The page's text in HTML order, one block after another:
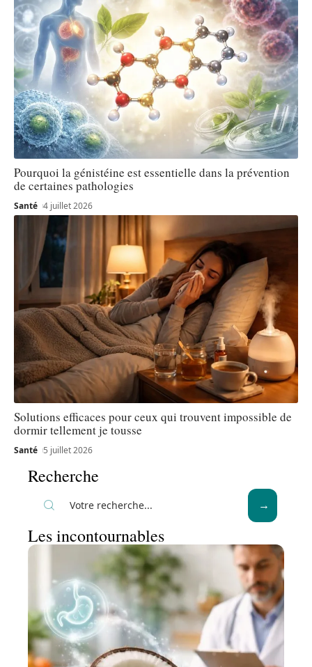
Pourquoi la génistéine est essentielle dans la prévention
de certaines pathologies
Santé 4 juillet 2026
Solutions efficaces pour ceux qui trouvent impossible de
dormir tellement je tousse
Santé 5 juillet 2026
Recherche
Les incontournables